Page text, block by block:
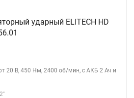
ударный ELITECH HD
20 В, 450 Нм, 2400 об/мин, с АКБ 2 Ач и